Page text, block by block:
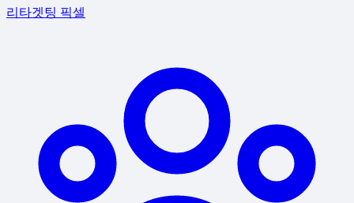
리타겟팅 픽셀